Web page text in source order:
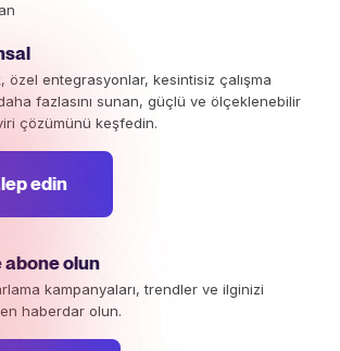
özel entegrasyonlar, kesintisiz çalışma
fazlasını sunan, güçlü ve ölçeklenebilir
çözümünü keşfedin.
edin
olun
kampanyaları, trendler ve ilginizi
haberdar olun.